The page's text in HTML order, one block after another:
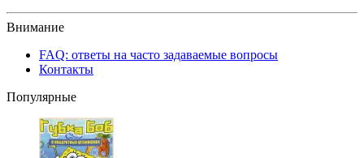
Внимание
FAQ: ответы на часто задаваемые вопросы
Контакты
Популярные